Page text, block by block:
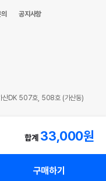
합계 33,000원
구매하기
공지사항
산DK 507호, 508호 (가산동)